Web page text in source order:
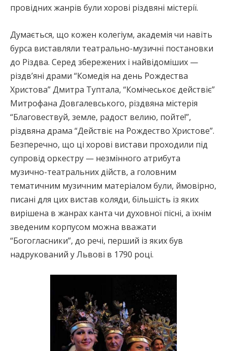
провідних жанрів були хорові різдвяні містерії.
Думається, що кожен колегіум, академія чи навіть
бурса виставляли театрально-музичні постановки
до Різдва. Серед збережених і найвідоміших —
різдв’яні драми “Комедія на день Рождества
Христова” Дмитра Туптала, “Комічеськоє действіє”
Митрофана Довгалевського, різдвяна містерія
“Благовествуй, земле, радост велию, пойте!”,
різдвяна драма “Действіє на Рождество Христове”.
Безперечно, що ці хорові вистави проходили під
супровід оркестру — незмінного атрибута
музично-театральних дійств, а головним
тематичним музичним матеріалом були, ймовірно,
писані для цих вистав коляди, більшість із яких
вирішена в жанрах канта чи духовної пісні, а їхнім
зведеним корпусом можна вважати
“Богогласники”, до речі, перший із яких був
надрукований у Львові в 1790 році.